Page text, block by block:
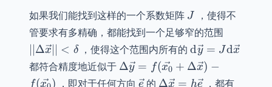
如果我们能找到这样的一个系数矩阵 J
J
，使得不
管要求有多精确，都能找到一个足够窄的范围
\vec{x}||
∣∣Δx < δ，使得这个范围内所有的
=
dy = Jdx
都符合精度地近似于 \Delta \vec{y}
=
Δy = f(x0 + Δx) −
f(x ) ，即对于任何方向\vec{e}
e的 \Delta
Δx = he，都有